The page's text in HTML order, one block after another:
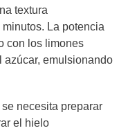
textura
La potencia
con los limones
azúcar, emulsionando
necesita preparar
el hielo